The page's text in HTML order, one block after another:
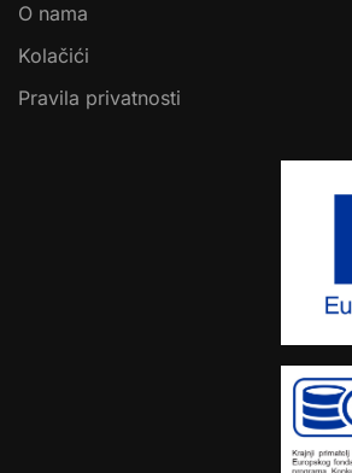
O nama
Kolačići
Pravila privatnosti